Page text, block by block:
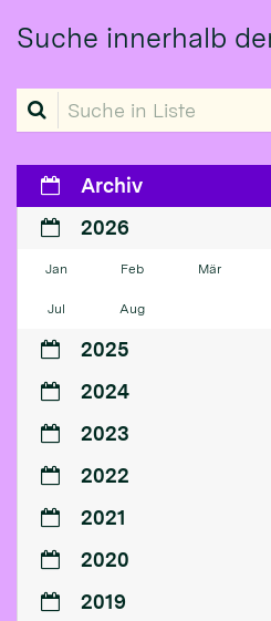
Suche innerhalb
Suche in Liste
Archiv
2026
Jan Feb Mär
Jul Aug
2025
2024
2023
2022
2021
2020
2019